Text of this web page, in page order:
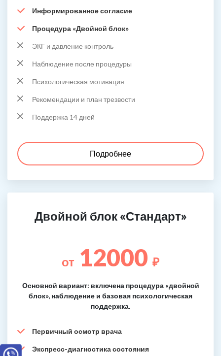
Информированное согласие
Процедура «Двойной блок»
ЭКГ и давление контроль
Наблюдение после процедуры
Психологическая мотивация
Рекомендации и план трезвости
Поддержка 14 дней
Подробнее
Двойной блок «Стандарт»
от 12000 ₽
Основной вариант: включена процедура «двойной
блок», наблюдение и базовая психологическая
поддержка.
Первичный осмотр врача
Экспресс-диагностика состояния